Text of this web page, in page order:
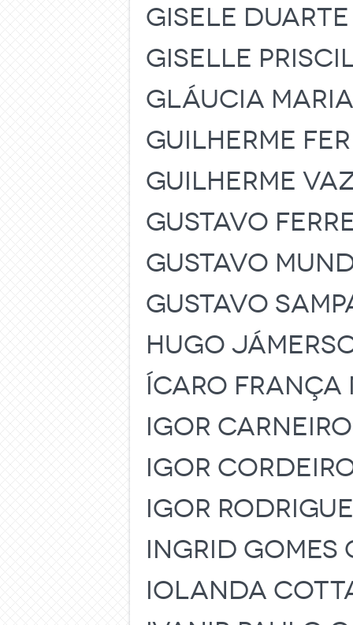
GISELE
GISELLE
GLÁUCIA
GUILHERME
GUILHERME
GUSTAVO
GUSTAVO
GUSTAVO
HUGO
ÍCARO FRANÇA
IGOR
IGOR
IGOR
INGRID GOMES
IOLANDA